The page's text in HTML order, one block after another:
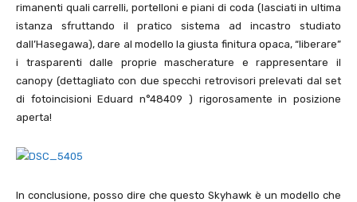
rimanenti quali carrelli, portelloni e piani di coda (lasciati in ultima
istanza sfruttando il pratico sistema ad incastro studiato
dall’Hasegawa), dare al modello la giusta finitura opaca, “liberare”
i trasparenti dalle proprie mascherature e rappresentare il
canopy (dettagliato con due specchi retrovisori prelevati dal set
di fotoincisioni Eduard n°48409 ) rigorosamente in posizione
aperta!
In conclusione, posso dire che questo Skyhawk è un modello che